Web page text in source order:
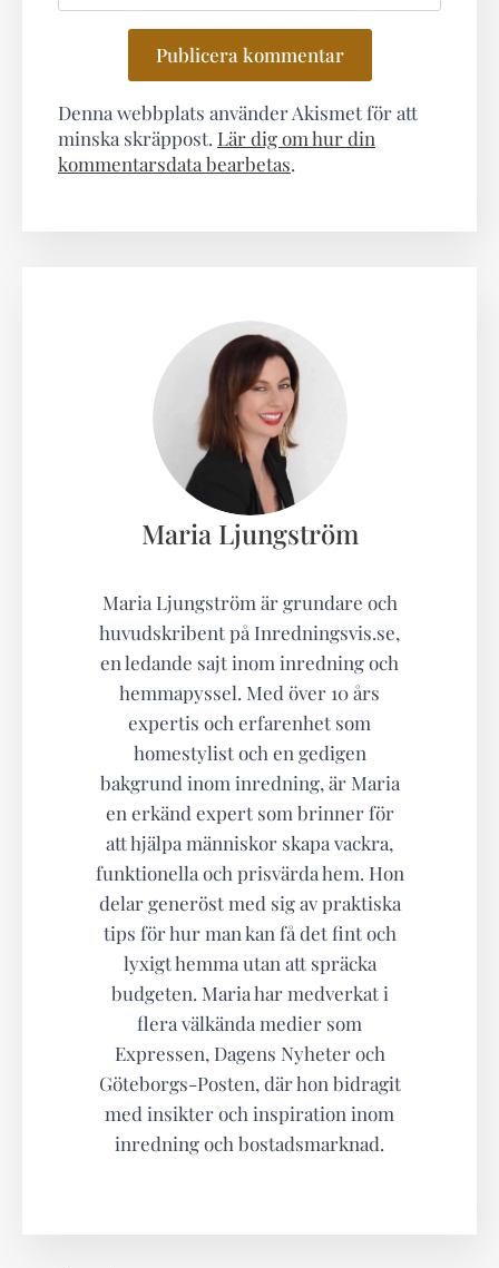
Denna webbplats använder Akismet för att
minska skräppost. Lär dig om hur din
kommentarsdata bearbetas.
Maria Ljungström
Maria Ljungström är grundare och
huvudskribent på Inredningsvis.se,
en ledande sajt inom inredning och
hemmapyssel. Med över 10 års
expertis och erfarenhet som
homestylist och en gedigen
bakgrund inom inredning, är Maria
en erkänd expert som brinner för
att hjälpa människor skapa vackra,
funktionella och prisvärda hem. Hon
delar generöst med sig av praktiska
tips för hur man kan få det fint och
lyxigt hemma utan att spräcka
budgeten. Maria har medverkat i
flera välkända medier som
Expressen, Dagens Nyheter och
Göteborgs-Posten, där hon bidragit
med insikter och inspiration inom
inredning och bostadsmarknad.